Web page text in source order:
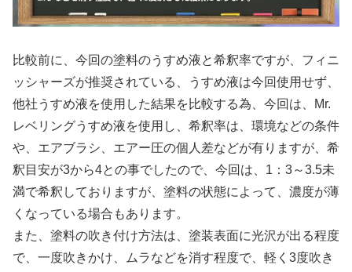
比較前に、今回の塗料のうすめ液と希釈率ですが、フィニ
ッシャーズが推奨されている、うすめ液は今回使用せず、
他社うすめ液を使用した結果を比較する為、今回は、Mr.
レベリングうすめ液を使用し、希釈率は、環境などの条件
や、エアブラシ、エアー圧の個人差などが有りますが、希
釈目安が3から4との事でしたので、今回は、1：3～3.5未
満で希釈しておりますが、塗料の状態によって、濃度が薄
くなっている場合もあります。
また、塗料の吹き付け方法は、塗装表面に光沢が出る程度
で、一度吹きかけ、ムラなどを消す程度で、軽く3度吹き